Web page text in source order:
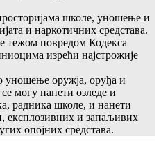
школе, уношење и
и наркотичних средстава.
тежом повредом Кодекса
изрећи најстрожије
уношење оружја, оруђа и
могу нанети озледе и
радника школе, и нанети
експлозивних и запаљивих
опојних средстава.